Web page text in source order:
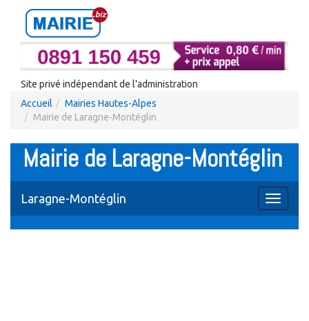
Site privé indépendant de l'administration
Accueil
Mairies Hautes-Alpes
Mairie de Laragne-Montéglin
Mairie de Laragne-Montéglin
Toggle
Laragne-Montéglin